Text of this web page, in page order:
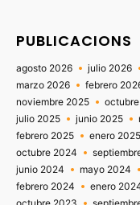
PUBLICACIONS
agosto 2026 julio 2026
marzo 2026
febrero
noviembre 2025
julio 2025
junio 2025
febrero 2025
enero 2025
octubre 2024
junio 2024
mayo 2024
febrero 2024
enero